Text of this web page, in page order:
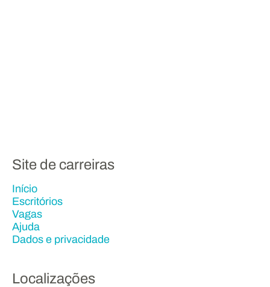
Site de carreiras
Início
Escritórios
Vagas
Ajuda
Dados e privacidade
Localizações